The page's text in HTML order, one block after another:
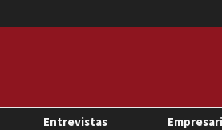
Entrevistas